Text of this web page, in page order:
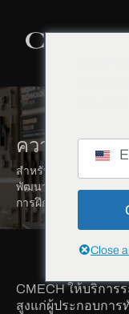
ความร่วมมือ
สำหรับผู้จัดจำหน่าย บ
พัฒนา อัพเกรดสู่ระบบ
การฝึกอบรมโดยผู้เชี่ย
CMECH ให้บริการ
สูงแก่ผู้ประกอบการ
Close